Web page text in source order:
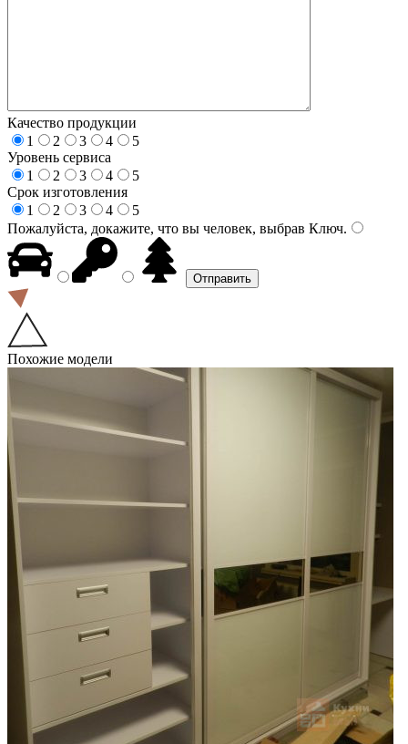
Качество продукции
1
2 3 4
5
Уровень сервиса
1
2 3 4
5
Срок изготовления
1
2 3 4
5
Пожалуйста, докажите, что вы человек, выбрав Ключ.
Похожие модели